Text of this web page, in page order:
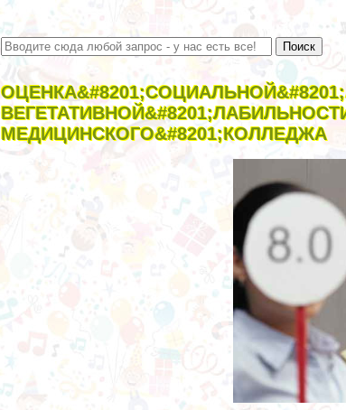
МЕДИЦИНСКОГО&#8201;КОЛЛЕДЖА